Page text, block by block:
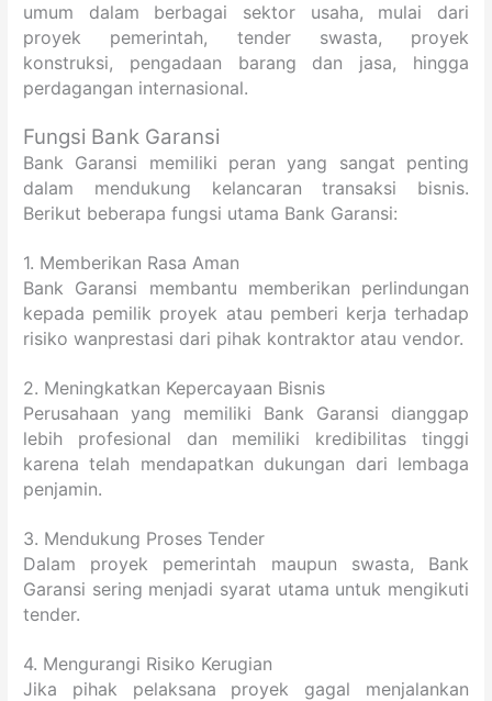
umum dalam berbagai sektor usaha, mulai dari
proyek pemerintah, tender swasta, proyek
konstruksi, pengadaan barang dan jasa, hingga
perdagangan internasional.
Fungsi Bank Garansi
Bank Garansi memiliki peran yang sangat penting
dalam mendukung kelancaran transaksi bisnis.
Berikut beberapa fungsi utama Bank Garansi:
1. Memberikan Rasa Aman
Bank Garansi membantu memberikan perlindungan
kepada pemilik proyek atau pemberi kerja terhadap
risiko wanprestasi dari pihak kontraktor atau vendor.
2. Meningkatkan Kepercayaan Bisnis
Perusahaan yang memiliki Bank Garansi dianggap
lebih profesional dan memiliki kredibilitas tinggi
karena telah mendapatkan dukungan dari lembaga
penjamin.
3. Mendukung Proses Tender
Dalam proyek pemerintah maupun swasta, Bank
Garansi sering menjadi syarat utama untuk mengikuti
tender.
4. Mengurangi Risiko Kerugian
Jika pihak pelaksana proyek gagal menjalankan